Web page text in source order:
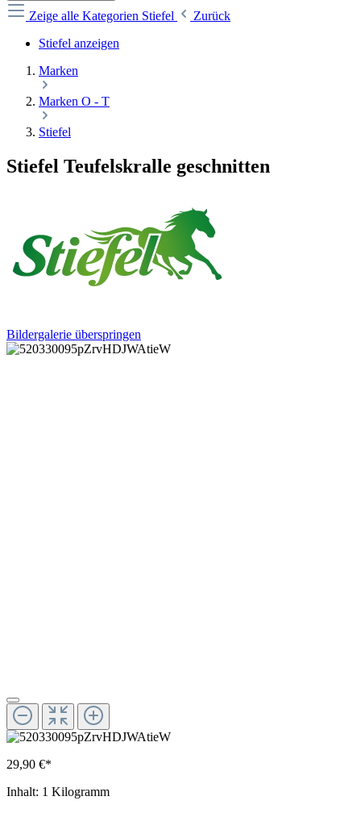
Zeige alle Kategorien Stiefel
Zurück
Stiefel anzeigen
Marken
Marken O - T
Stiefel
Stiefel Teufelskralle geschnitten
Bildergalerie überspringen
29,90 €*
Inhalt: 1 Kilogramm